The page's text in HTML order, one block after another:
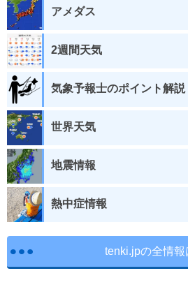
アメダス
2週間天気
気象予報士のポイント解説
世界天気
地震情報
熱中症情報
tenki.jpの全情報